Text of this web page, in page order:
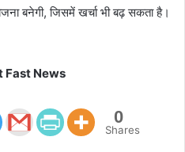
बनेगी, जिसमें खर्चा भी बढ़ सकता है।
Fast News
0
Shares